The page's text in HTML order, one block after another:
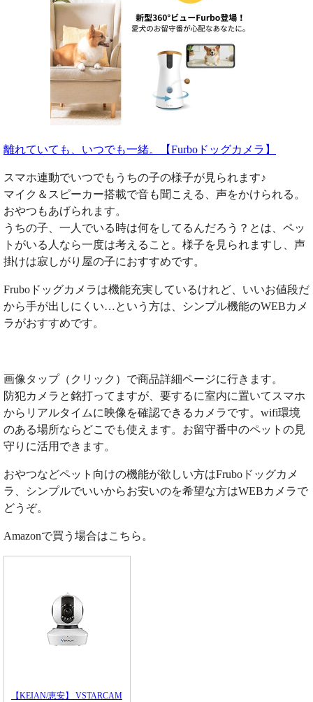
離れていても、いつでも一緒。【Furboドッグカメラ】
スマホ連動でいつでもうちの子の様子が見られます♪
マイク＆スピーカー搭載で音も聞こえる、声をかけられる。
おやつもあげられます。
うちの子、一人でいる時は何をしてるんだろう？とは、ペッ
トがいる人なら一度は考えること。様子を見られますし、声
掛けは寂しがり屋の子におすすめです。
Fruboドッグカメラは機能充実しているけれど、いいお値段だ
から手が出しにくい…という方は、シンプル機能のWEBカメ
ラがおすすめです。
画像タップ（クリック）で商品詳細ページに行きます。
防犯カメラと銘打ってますが、要するに室内に置いてスマホ
からリアルタイムに映像を確認できるカメラです。wifi環境
のある場所ならどこでも使えます。お留守番中のペットの見
守りに活用できます。
おやつなどペット向けの機能が欲しい方はFruboドッグカメ
ラ、シンプルでいいからお安いのを希望な方はWEBカメラで
どうぞ。
Amazonで買う場合はこちら。
【KEIAN/恵安】 VSTARCAM